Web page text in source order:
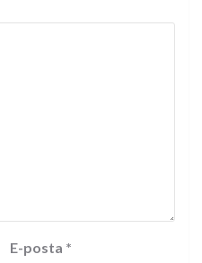
E-posta *